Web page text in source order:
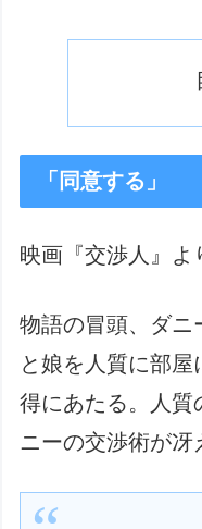
「同意する」
映画『交渉人』よ
物語の冒頭、ダニ
と娘を人質に部屋
得にあたる。人質
ニーの交渉術が冴